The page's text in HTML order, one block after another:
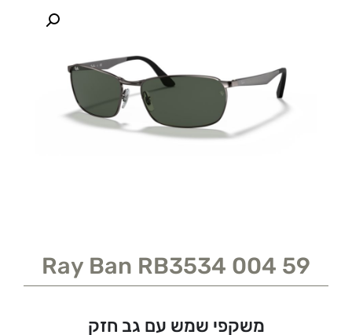
Ray Ban RB3534 004 59
משקפי שמש עם גב חזק